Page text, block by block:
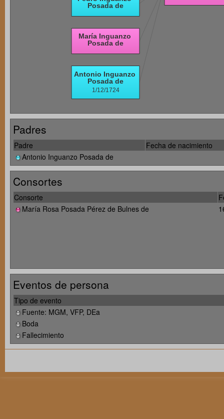
Padres
Padre
Fecha de nacimiento
Antonio Inguanzo Posada de
Consortes
Consorte
María Rosa Posada Pérez de Bulnes de
Eventos de persona
Tipo de evento
Fuente: MGM, VFP, DEa
Boda
Fallecimiento